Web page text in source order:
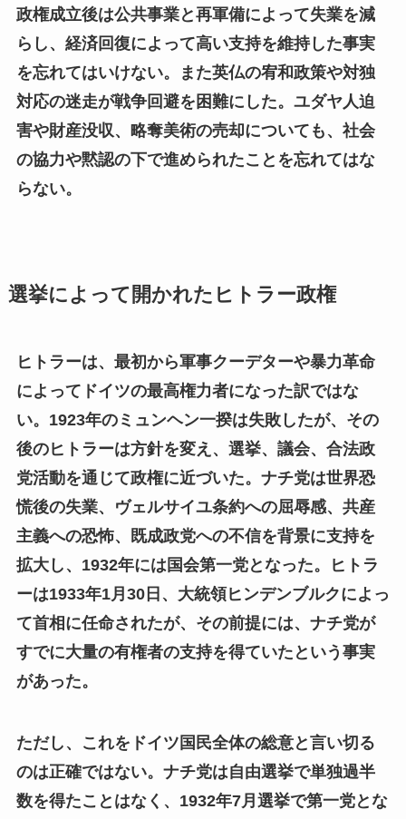
政権成立後は公共事業と再軍備によって失業を減
らし、経済回復によって高い支持を維持した事実
を忘れてはいけない。また英仏の宥和政策や対独
対応の迷走が戦争回避を困難にした。ユダヤ人迫
害や財産没収、略奪美術の売却についても、社会
の協力や黙認の下で進められたことを忘れてはな
らない。
選挙によって開かれたヒトラー政権
ヒトラーは、最初から軍事クーデターや暴力革命
によってドイツの最高権力者になった訳ではな
い。1923年のミュンヘン一揆は失敗したが、その
後のヒトラーは方針を変え、選挙、議会、合法政
党活動を通じて政権に近づいた。ナチ党は世界恐
慌後の失業、ヴェルサイユ条約への屈辱感、共産
主義への恐怖、既成政党への不信を背景に支持を
拡大し、1932年には国会第一党となった。ヒトラ
ーは1933年1月30日、大統領ヒンデンブルクによっ
て首相に任命されたが、その前提には、ナチ党が
すでに大量の有権者の支持を得ていたという事実
があった。
ただし、これをドイツ国民全体の総意と言い切る
のは正確ではない。ナチ党は自由選挙で単独過半
数を得たことはなく、1932年7月選挙で第一党とな